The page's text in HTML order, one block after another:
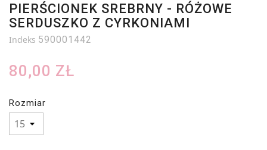
PIERŚCIONEK SREBRNY - RÓŻOWE
SERDUSZKO Z CYRKONIAMI
Indeks 590001442
80,00 ZŁ
Rozmiar